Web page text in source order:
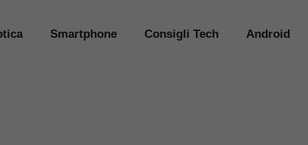
Smartphone Consigli Tech Android